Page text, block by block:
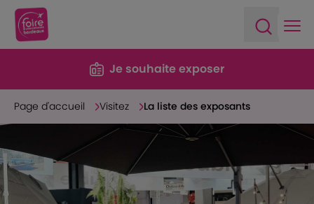
Je souhaite exposer
Page d'accueil Visitez La liste des exposants